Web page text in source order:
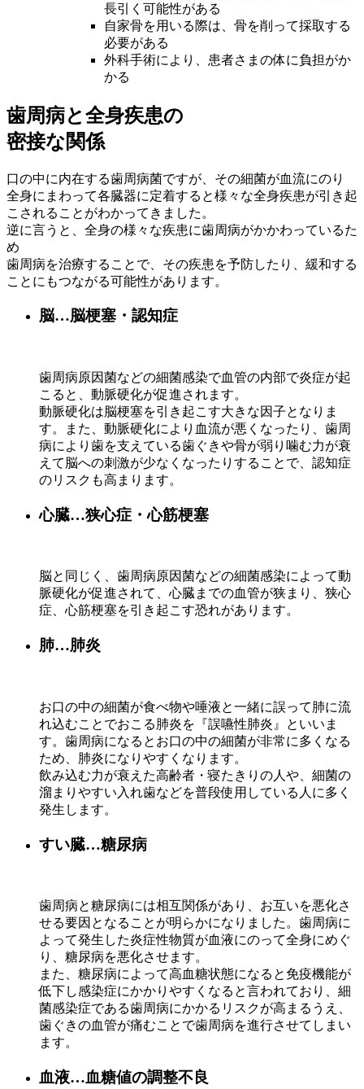
長引く可能性がある
自家骨を用いる際は、骨を削って採取する
必要がある
外科手術により、患者さまの体に負担がか
かる
歯周病と全身疾患の
密接な関係
口の中に内在する歯周病菌ですが、その細菌が血流にのり
全身にまわって各臓器に定着すると様々な全身疾患が引き起
こされることがわかってきました。
逆に言うと、全身の様々な疾患に歯周病がかかわっているた
め
歯周病を治療することで、その疾患を予防したり、緩和する
ことにもつながる可能性があります。
脳…脳梗塞・認知症
歯周病原因菌などの細菌感染で血管の内部で炎症が起
こると、動脈硬化が促進されます。
動脈硬化は脳梗塞を引き起こす大きな因子となりま
す。また、動脈硬化により血流が悪くなったり、歯周
病により歯を支えている歯ぐきや骨が弱り噛む力が衰
えて脳への刺激が少なくなったりすることで、認知症
のリスクも高まります。
心臓…狭心症・心筋梗塞
脳と同じく、歯周病原因菌などの細菌感染によって動
脈硬化が促進されて、心臓までの血管が狭まり、狭心
症、心筋梗塞を引き起こす恐れがあります。
肺…肺炎
お口の中の細菌が食べ物や唾液と一緒に誤って肺に流
れ込むことでおこる肺炎を『誤嚥性肺炎』といいま
す。歯周病になるとお口の中の細菌が非常に多くなる
ため、肺炎になりやすくなります。
飲み込む力が衰えた高齢者・寝たきりの人や、細菌の
溜まりやすい入れ歯などを普段使用している人に多く
発生します。
すい臓…糖尿病
歯周病と糖尿病には相互関係があり、お互いを悪化さ
せる要因となることが明らかになりました。歯周病に
よって発生した炎症性物質が血液にのって全身にめぐ
り、糖尿病を悪化させます。
また、糖尿病によって高血糖状態になると免疫機能が
低下し感染症にかかりやすくなると言われており、細
菌感染症である歯周病にかかるリスクが高まるうえ、
歯ぐきの血管が痛むことで歯周病を進行させてしまい
ます。
血液…血糖値の調整不良